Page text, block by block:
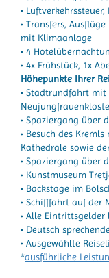
•
• Transfers,
mit Klimaanlage
• 4
• 4x Frühstück, 1x
Höhepunkte Ihrer
• Stadtrundfahrt mit
• Spaziergang über
• Besuch des
Kathedrale sowie
• Spaziergang über
• Kunstmuseum
• Backstage im
• Schifffahrt auf der
• Alle Eintrittsgelder
• Deutsch
• Ausgewählte
*ausführliche